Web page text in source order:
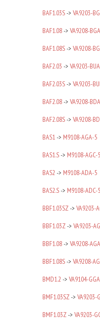
BAF1.03S-> VA9203-
BAF1.08-> VA9208-
BAF1.08S-> VA9208-
BAF2.03 -> VA9203-
BAF2.03S-> VA9203-
BAF2.08-> VA9208-
BAF2.08S-> VA9208-
BAS1-> M9108-AGA-5
BAS1.S-> M9108-AGC-5
BAS2 -> M9108-ADA-5
BAS2.S-> M9108-ADC-5
BBF1.03SZ-> VA9203-
BBF1.03Z-> VA9203-
BBF1.08-> VA9208-
BBF1.08S-> VA9208-
BMD1.2 -> VA9104-
BMF1.03SZ-> VA9203-
BMF1.03Z-> VA9203-